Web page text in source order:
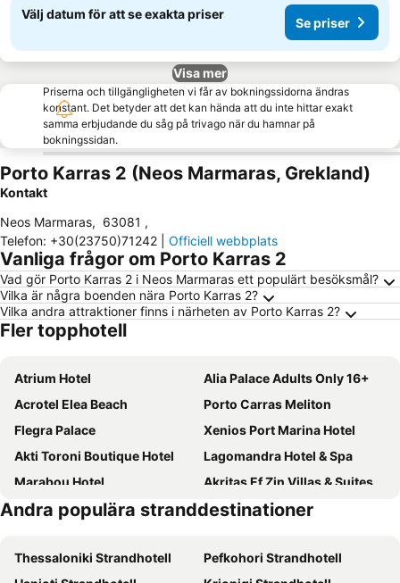
Välj datum för att se exakta priser
Se priser
Visa mer
Priserna och tillgängligheten vi får av bokningssidorna ändras
konstant. Det betyder att det kan hända att du inte hittar exakt
samma erbjudande du såg på trivago när du hamnar på
bokningssidan.
Porto Karras 2 (Neos Marmaras, Grekland)
Kontakt
Neos Marmaras, 63081 ,
Telefon: +30(23750)71242 Officiell webbplats
Vanliga frågor om Porto Karras 2
Vad gör Porto Karras 2 i Neos Marmaras ett populärt besöksmål?
Vilka är några boenden nära Porto Karras 2?
Vilka andra attraktioner finns i närheten av Porto Karras 2?
Fler topphotell
Atrium Hotel
Alia Palace Adults Only 16+
Acrotel Elea Beach
Porto Carras Meliton
Flegra Palace
Xenios Port Marina Hotel
Akti Toroni Boutique Hotel
Lagomandra Hotel & Spa
Marabou Hotel
Akritas Ef Zin Villas & Suites
Acrotel Athena Pallas
Kassandra Village Resort
Acrotel Lily Ann Village
Toroni Blue Sea Hotel
Andra populära stranddestinationer
Thessaloniki Strandhotell
Pefkohori Strandhotell